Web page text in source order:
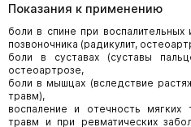
Показания к применению
боли в спине при воспалительных
позвоночника (радикулит,
боли в суставах (суставы
остеоартрозе,
боли в мышцах (вследствие
травм),
воспаление и отечность мягких
травм и при ревматических